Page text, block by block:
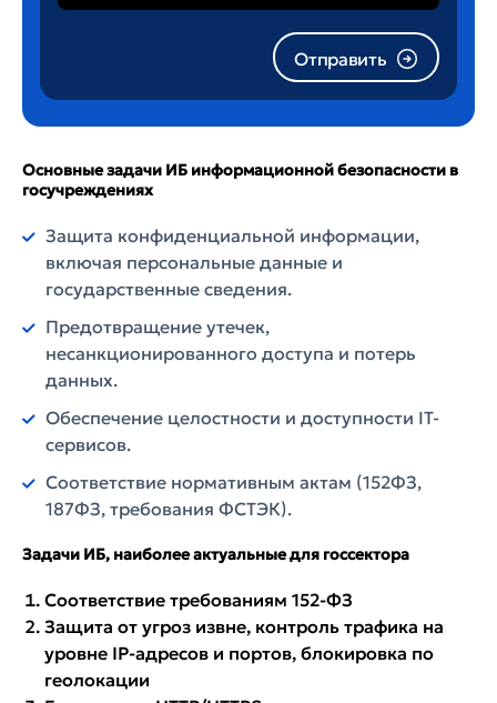
Отправить
Основные задачи ИБ информационной безопасности в
госучреждениях
Защита конфиденциальной информации,
включая персональные данные и
государственные сведения.
Предотвращение утечек,
несанкционированного доступа и потерь
данных.
Обеспечение целостности и доступности IT-
сервисов.
Соответствие нормативным актам (152ФЗ,
187ФЗ, требования ФСТЭК).
Задачи ИБ, наиболее актуальные для госсектора
Соответствие требованиям 152-ФЗ
Защита от угроз извне, контроль трафика на
уровне IP-адресов и портов, блокировка по
геолокации